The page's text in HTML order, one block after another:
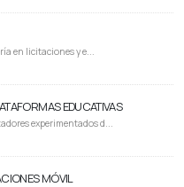
en licitaciones y e...
EDUCATIVAS
experimentados d...
MÓVIL